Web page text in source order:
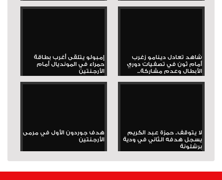
شاهد تعادل دينامو زغرب
أمام ثون في تصفيات دوري
الأبطال وعدم مشاركة...
إمبولو يتلقى أغرب بطاقة
حمراء في المونديال أمام
الأرجنتين
لا يتوقف.. حمزة عبد الكريم
يسجل هدفه الثاني في ودية
برشلونة
هدف جوردون الأول في مرمى
الأرجنتين